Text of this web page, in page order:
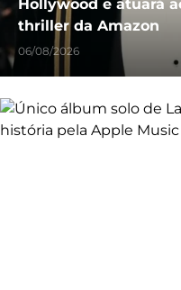
Hollywood e atuará
thriller da Amazon
06/08/2026